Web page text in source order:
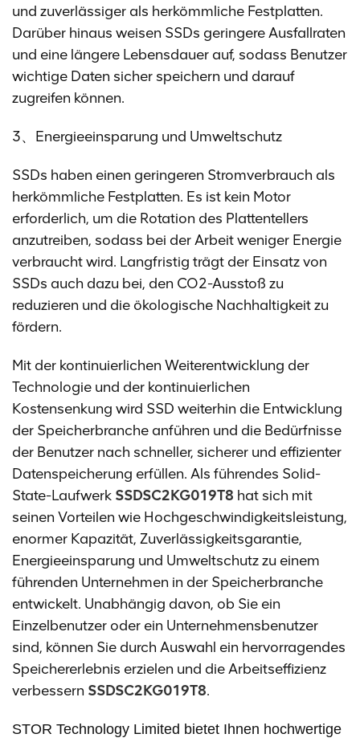
und zuverlässiger als herkömmliche Festplatten.
Darüber hinaus weisen SSDs geringere Ausfallraten
und eine längere Lebensdauer auf, sodass Benutzer
wichtige Daten sicher speichern und darauf
zugreifen können.
3、Energieeinsparung und Umweltschutz
SSDs haben einen geringeren Stromverbrauch als
herkömmliche Festplatten. Es ist kein Motor
erforderlich, um die Rotation des Plattentellers
anzutreiben, sodass bei der Arbeit weniger Energie
verbraucht wird. Langfristig trägt der Einsatz von
SSDs auch dazu bei, den CO2-Ausstoß zu
reduzieren und die ökologische Nachhaltigkeit zu
fördern.
Mit der kontinuierlichen Weiterentwicklung der
Technologie und der kontinuierlichen
Kostensenkung wird SSD weiterhin die Entwicklung
der Speicherbranche anführen und die Bedürfnisse
der Benutzer nach schneller, sicherer und effizienter
Datenspeicherung erfüllen. Als führendes Solid-
State-Laufwerk SSDSC2KG019T8 hat sich mit
seinen Vorteilen wie Hochgeschwindigkeitsleistung,
enormer Kapazität, Zuverlässigkeitsgarantie,
Energieeinsparung und Umweltschutz zu einem
führenden Unternehmen in der Speicherbranche
entwickelt. Unabhängig davon, ob Sie ein
Einzelbenutzer oder ein Unternehmensbenutzer
sind, können Sie durch Auswahl ein hervorragendes
Speichererlebnis erzielen und die Arbeitseffizienz
verbessern SSDSC2KG019T8.
STOR Technology Limited bietet Ihnen hochwertige